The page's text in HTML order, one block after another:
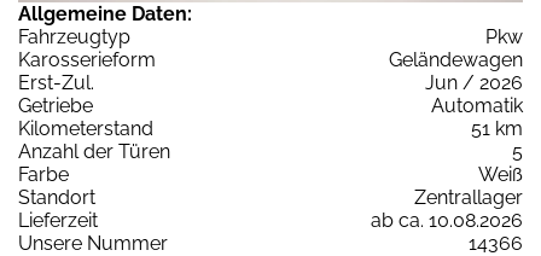
Allgemeine Daten:
Fahrzeugtyp
Pkw
Karosserieform
Geländewagen
Erst-Zul.
Jun / 2026
Getriebe
Automatik
Kilometerstand
51 km
Anzahl der Türen
5
Farbe
Weiß
Standort
Zentrallager
Lieferzeit
ab ca. 10.08.2026
Unsere Nummer
14366